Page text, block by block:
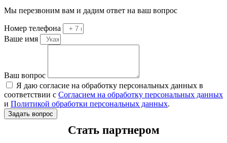
Мы перезвоним вам и дадим ответ на ваш вопрос
Номер телефона
Ваше имя
Ваш вопрос
Я даю согласие на обработку персональных данных в
соответствии с Согласием на обработку персональных данных
и Политикой обработки персональных данных.
Задать вопрос
Стать партнером